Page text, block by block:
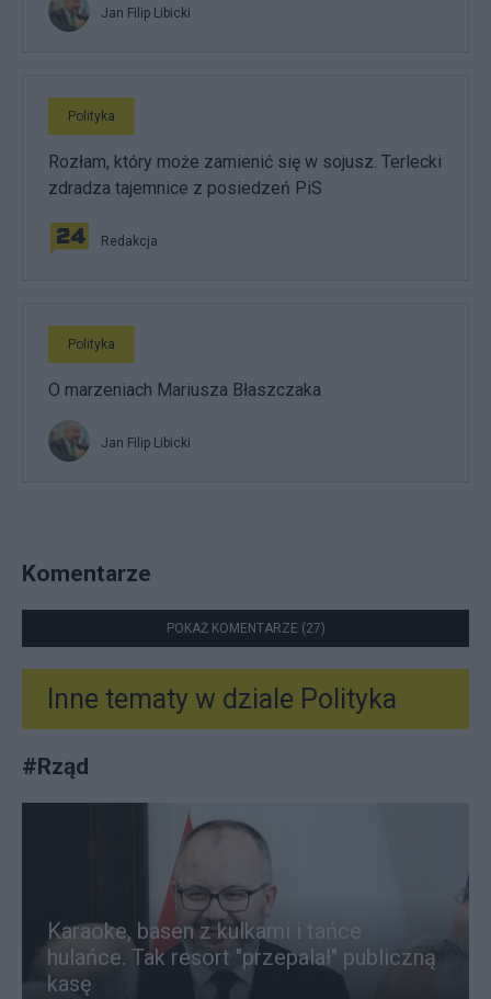
Jan Filip Libicki
Polityka
Rozłam, który może zamienić się w sojusz. Terlecki
zdradza tajemnice z posiedzeń PiS
Redakcja
Polityka
O marzeniach Mariusza Błaszczaka
Jan Filip Libicki
Komentarze
POKAŻ KOMENTARZE (27)
Inne tematy w dziale Polityka
#Rząd
Karaoke, basen z kulkami i tańce
hulańce. Tak resort "przepalał" publiczną
kasę